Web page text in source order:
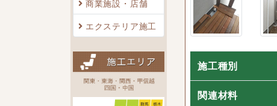
エクステリア施工
施工種別
関連材料